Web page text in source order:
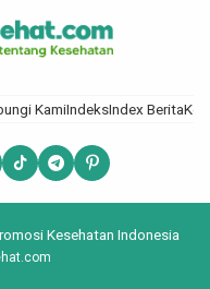
KamiIndeksIndex Berita
Kesehatan Indonesia